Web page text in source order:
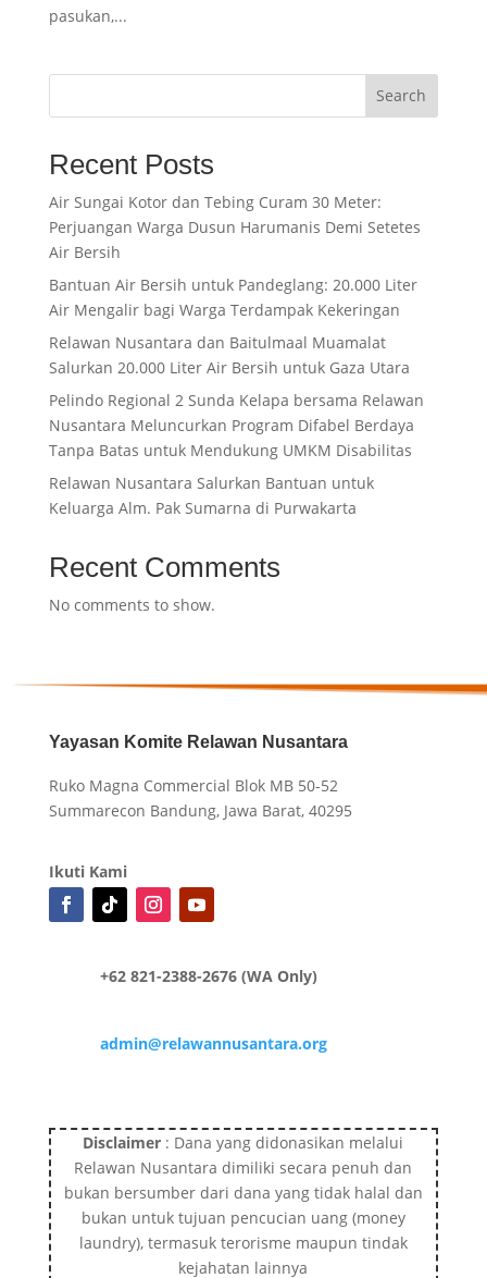
pasukan,...
Search
Recent Posts
Air Sungai Kotor dan Tebing Curam 30 Meter:
Perjuangan Warga Dusun Harumanis Demi Setetes
Air Bersih
Bantuan Air Bersih untuk Pandeglang: 20.000 Liter
Air Mengalir bagi Warga Terdampak Kekeringan
Relawan Nusantara dan Baitulmaal Muamalat
Salurkan 20.000 Liter Air Bersih untuk Gaza Utara
Pelindo Regional 2 Sunda Kelapa bersama Relawan
Nusantara Meluncurkan Program Difabel Berdaya
Tanpa Batas untuk Mendukung UMKM Disabilitas
Relawan Nusantara Salurkan Bantuan untuk
Keluarga Alm. Pak Sumarna di Purwakarta
Recent Comments
No comments to show.
Yayasan Komite Relawan Nusantara
Ruko Magna Commercial Blok MB 50-52
Summarecon Bandung, Jawa Barat, 40295
Ikuti Kami
+62 821-2388-2676 (WA Only)
admin@relawannusantara.org
Disclaimer : Dana yang didonasikan melalui
Relawan Nusantara dimiliki secara penuh dan
bukan bersumber dari dana yang tidak halal dan
bukan untuk tujuan pencucian uang (money
laundry), termasuk terorisme maupun tindak
kejahatan lainnya